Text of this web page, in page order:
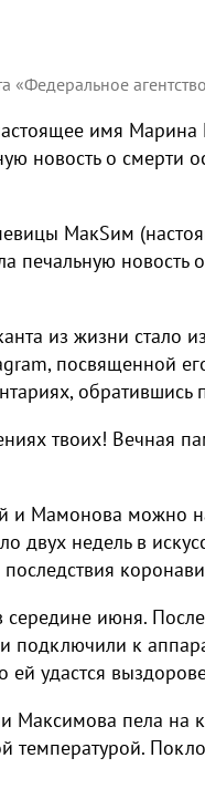
«Федеральное
имя Марина
новость о смерти
МакSим
печальную новость
из жизни стало
посвященной
обратившись
твоих! Вечная
и Мамонова можно
двух недель в
июня.
подключили к
ей удастся
Максимова пела на
температурой.